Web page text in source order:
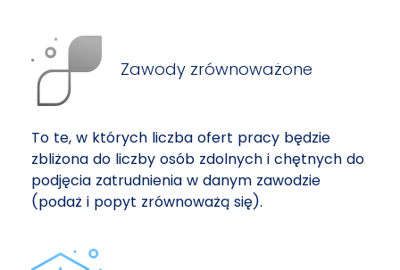
Zawody zrównoważone
To te, w których liczba ofert pracy będzie
zbliżona do liczby osób zdolnych i chętnych do
podjęcia zatrudnienia w danym zawodzie
(podaż i popyt zrównoważą się).